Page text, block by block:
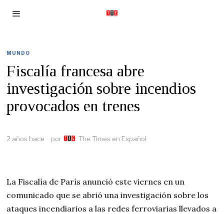
MUNDO
Fiscalía francesa abre
investigación sobre incendios
provocados en trenes
2 años hace por The Times en Español
La Fiscalía de París anunció este viernes en un
comunicado que se abrió una investigación sobre los
ataques incendiarios a las redes ferroviarias llevados a